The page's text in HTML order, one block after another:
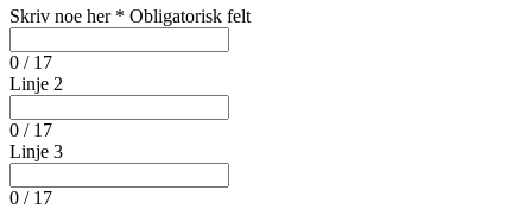
Skriv noe her * Obligatorisk felt
0 / 17
Linje 2
0 / 17
Linje 3
0 / 17